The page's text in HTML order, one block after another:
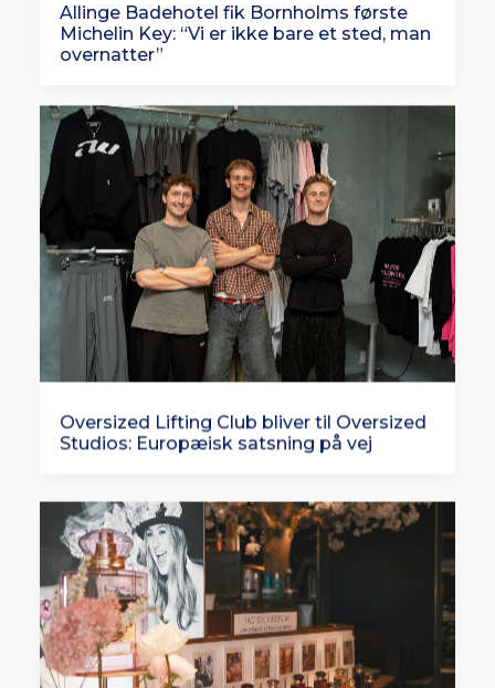
Allinge Badehotel fik Bornholms første
Michelin Key: “Vi er ikke bare et sted, man
overnatter”
Oversized Lifting Club bliver til Oversized
Studios: Europæisk satsning på vej